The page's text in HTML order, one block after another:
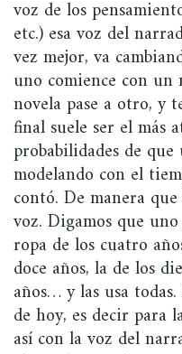
voz de los
etc.) esa voz del
vez mejor, va
uno comience con
novela pase a otro, y
final suele ser el más
probabilidades de que
modelando con el
contó. De manera
voz. Digamos que
ropa de los cuatro
doce años, la de los
años… y las usa
de hoy, es decir para
así con la voz del